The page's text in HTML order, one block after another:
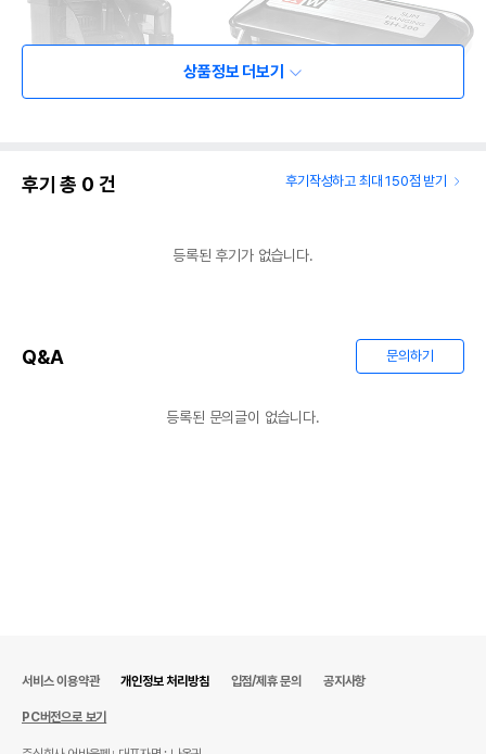
상품정보 더보기
후기 총 0 건 후기작성하고 최대 150점 받기
등록된 후기가 없습니다.
Q&A 문의하기
등록된 문의글이 없습니다.
서비스 이용약관 개인정보 처리방침 입점/제휴 문의 공지사항
PC버전으로 보기